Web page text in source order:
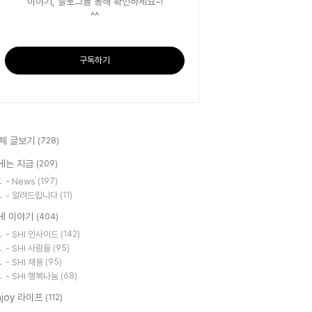
^^
구독하기
글보기 (728)
는 지금 (209)
- News (197)
- 알려드립니다 (11)
이야기 (404)
- SHI 인사이드 (142)
- SHI 사람들 (95)
- SHI 채용 (95)
- SHI 행복나눔 (68)
라이프 (112)